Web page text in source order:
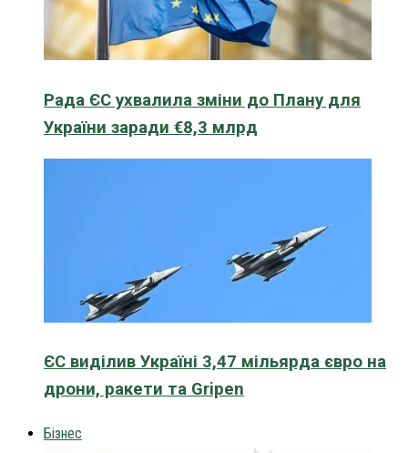
Рада ЄС ухвалила зміни до Плану для
України заради €8,3 млрд
ЄС виділив Україні 3,47 мільярда євро на
дрони, ракети та Gripen
Бізнес